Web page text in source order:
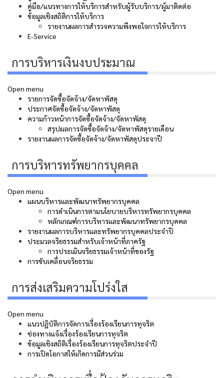
คู่มือ/แนวทางการให้บริการสำหรับผู้รับบริการ/ผู้มาติดต่อ
ข้อมูลเชิงสถิติการให้บริการ
รายงานผลการสำรวจความพึงพอใจการให้บริการ
E-Service
การบริหารเงินงบประมาณ
Open menu
รายการจัดซื้อจัดจ้าง/จัดหาพัสดุ
ประกาศจัดซื้อจัดจ้าง/จัดหาพัสดุ
ความก้าวหน้าการจัดซื้อจัดจ้าง/จัดหาพัสดุ
สรุปผลการจัดซื้อจัดจ้าง/จัดหาพัสดุรายเดือน
รายงานผลการจัดซื้อจัดจ้าง/จัดหาพัสดุประจาปี
การบริหารทรัพยากรบุคคล
Open menu
แผนบริหารและพัฒนาทรัพยากรบุคคล
การดำเนินการตามนโยบายบริหารทรัพยากรบุคคล
หลักเกณฑ์การบริหารและพัฒนาทรัพยากรบุคคล
รายงานผลการบริหารและทรัพยากรบุคคลประจำปี
ประมวลจริยธรรมสำหรับเจ้าหน้าที่ภาครัฐ
การประเมินจริยธรรมเจ้าหน้าที่ของรัฐ
การขับเคลื่อนจริยธรรม
การส่งเสริมความโปร่งใส
Open menu
แนวปฏิบัติการจัดการเรื่องร้องเรียนการทุจริต
ช่องทางแจ้งเรื่องร้องเรียนการทุจริต
ข้อมูลเชิงสถิติเรื่องร้องเรียนการทุจริตประจำปี
การเปิดโอกาสให้เกิดการมีส่วนร่วม